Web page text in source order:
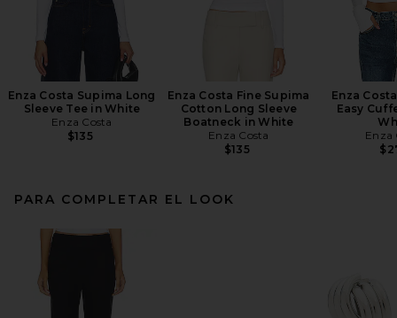
Enza Costa Supima Long
Sleeve Tee in White
Enza Costa
$135
Enza Costa Fine Supima
Cotton Long Sleeve
Boatneck in White
Enza Costa
$135
Enza
Easy
Enza
PARA COMPLETAR EL LOOK